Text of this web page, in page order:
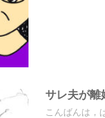
サレ夫が離
こんばんは，